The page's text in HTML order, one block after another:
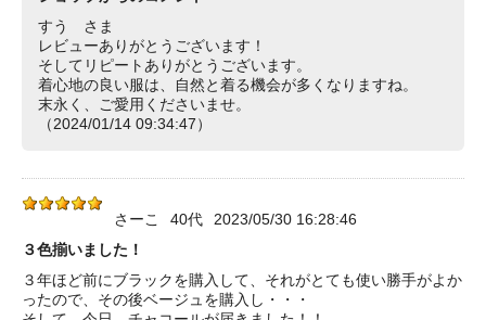
すう さま
レビューありがとうございます！
そしてリピートありがとうございます。
着心地の良い服は、自然と着る機会が多くなりますね。
末永く、ご愛用くださいませ。
（2024/01/14 09:34:47）
さーこ 40代
2023/05/30 16:28:46
３色揃いました！
３年ほど前にブラックを購入して、それがとても使い勝手がよか
ったので、その後ベージュを購入し・・・